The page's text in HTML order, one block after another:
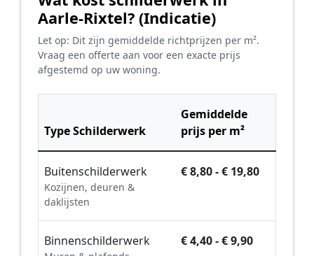
Aarle-Rixtel? (Indicatie)
Let op: Dit zijn gemiddelde richtprijzen per m².
Vraag een offerte aan voor een exacte prijs
afgestemd op uw woning.
Type Schilderwerk
Gemiddelde
prijs per m²
Buitenschilderwerk
Kozijnen, deuren &
daklijsten
€ 8,80 - € 19,80
Binnenschilderwerk € 4,40 - € 9,90